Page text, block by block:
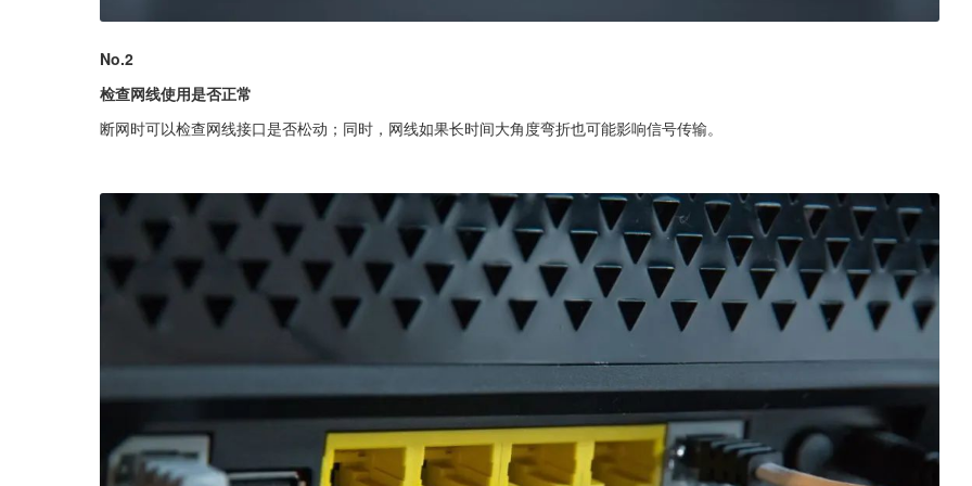
No.2
检查网线使用是否正常
断网时可以检查网线接口是否松动；同时，网线如果长时间大角度弯折也可能影响信号传输。